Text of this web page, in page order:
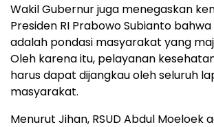
Wakil Gubernur juga menegaskan
Presiden RI Prabowo Subianto
adalah pondasi masyarakat yang
Oleh karena itu, pelayanan
harus dapat dijangkau oleh seluruh
masyarakat.
Menurut Jihan, RSUD Abdul Moeloek